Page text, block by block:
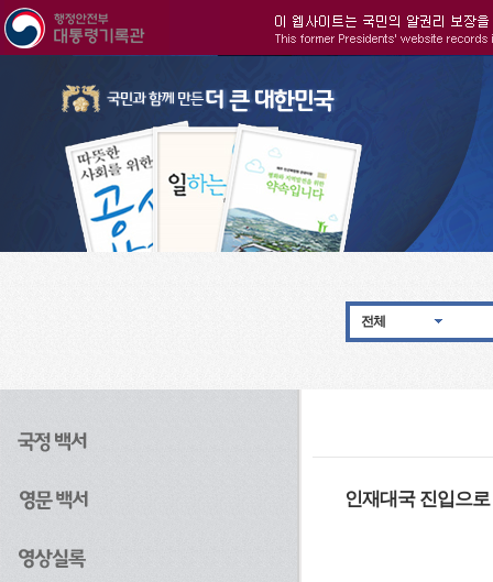
전체
인재대국 진입으